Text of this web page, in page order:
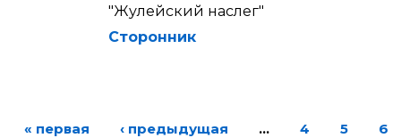
"Жулейский наслег"
Сторонник
« первая ‹ предыдущая … 4 5
6